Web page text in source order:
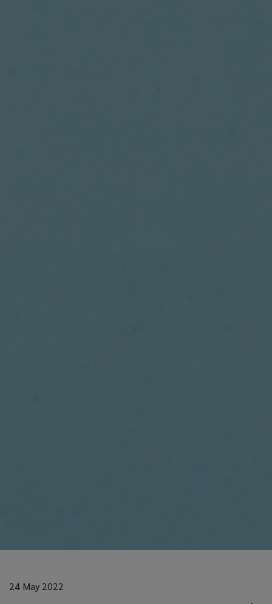
24 May 2022